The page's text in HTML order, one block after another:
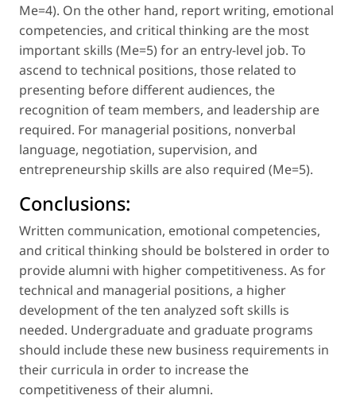
Me=4). On the other hand, report writing, emotional
competencies, and critical thinking are the most
important skills (Me=5) for an entry-level job. To
ascend to technical positions, those related to
presenting before different audiences, the
recognition of team members, and leadership are
required. For managerial positions, nonverbal
language, negotiation, supervision, and
entrepreneurship skills are also required (Me=5).
Conclusions:
Written communication, emotional competencies,
and critical thinking should be bolstered in order to
provide alumni with higher competitiveness. As for
technical and managerial positions, a higher
development of the ten analyzed soft skills is
needed. Undergraduate and graduate programs
should include these new business requirements in
their curricula in order to increase the
competitiveness of their alumni.